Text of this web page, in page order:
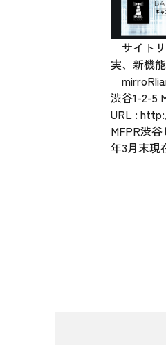
サイト
実、新機
「
渋谷1-2-5
URL :
MFPR渋
年3月末現